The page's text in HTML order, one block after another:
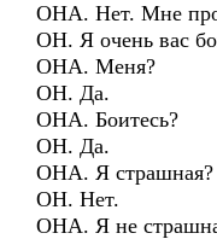
ОНА. Нет. Мне
ОН. Я очень вас
ОНА. Меня?
ОН. Да.
ОНА. Боитесь?
ОН. Да.
ОНА. Я страшная?
ОН. Нет.
ОНА. Я не